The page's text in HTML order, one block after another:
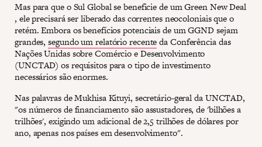
Mas para que o Sul Global se beneficie de um Green New Deal
, ele precisará ser liberado das correntes neocoloniais que o
retém. Embora os benefícios potenciais de um GGND sejam
grandes,segundo um relatório recenteda Conferência das
Nações Unidas sobre Comércio e Desenvolvimento
(UNCTAD) os requisitos para o tipo de investimento
necessários são enormes.
Nas palavras de Mukhisa Kituyi, secretário-geral da UNCTAD,
"os números de financiamento são assustadores, de 'bilhões a
trilhões', exigindo um adicional de 2,5 trilhões de dólares por
ano, apenas nos países em desenvolvimento".